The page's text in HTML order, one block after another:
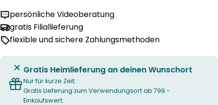
persönliche Videoberatung
gratis Filiallieferung
flexible und sichere Zahlungsmethoden
Gratis Heimlieferung an deinen Wunschort
Nur für kurze Zeit:
Gratis Lieferung zum Verwendungsort ab 799.-
Einkaufswert.